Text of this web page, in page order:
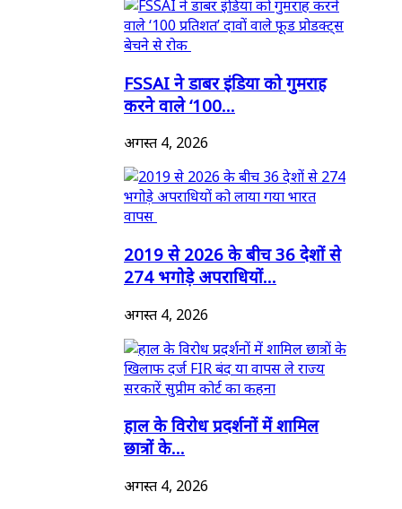
FSSAI ने डाबर इंडिया को गुमराह
करने वाले ‘100...
अगस्त 4, 2026
2019 से 2026 के बीच 36 देशों से
274 भगोड़े अपराधियों...
अगस्त 4, 2026
हाल के विरोध प्रदर्शनों में शामिल
छात्रों के...
अगस्त 4, 2026